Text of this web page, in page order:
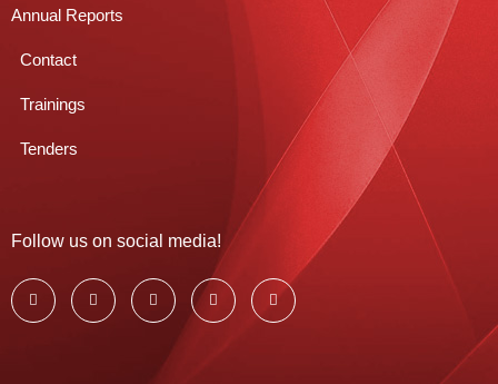
Annual Reports
Contact
Trainings
Tenders
Follow us on social media!